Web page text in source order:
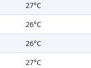
27°C
26°C
26°C
27°C